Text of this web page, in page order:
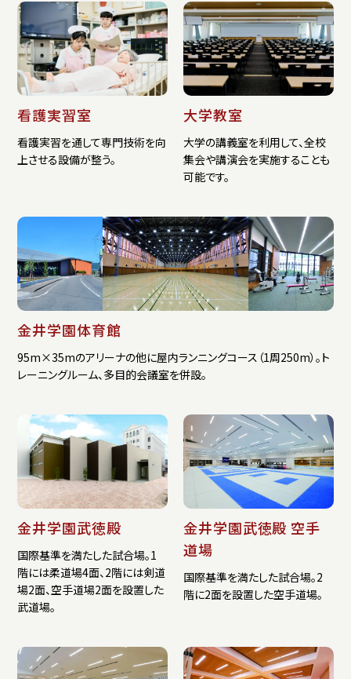
看護実習室
看護実習を通して専門技術を向
上させる設備が整う。
大学教室
大学の講義室を利用して、全校
集会や講演会を実施することも
可能です。
金井学園体育館
95m×35mのアリーナの他に屋内ランニングコース（1周250m）。ト
レーニングルーム、多目的会議室を併設。
金井学園武徳殿
国際基準を満たした試合場。1
階には柔道場4面、2階には剣道
場2面、空手道場2面を設置した
武道場。
金井学園武徳殿 空手
道場
国際基準を満たした試合場。2
階に2面を設置した空手道場。